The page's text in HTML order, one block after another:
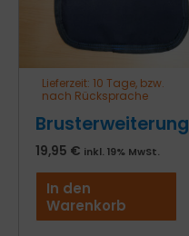
Lieferzeit: 10 Tage, bzw.
nach Rücksprache
Brusterweiterung
19,95 € inkl. 19% MwSt.
In den
Warenkorb